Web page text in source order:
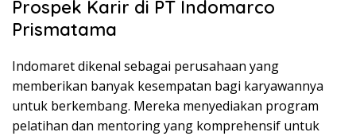
Prospek Karir di PT Indomarco
Prismatama
Indomaret dikenal sebagai perusahaan yang
memberikan banyak kesempatan bagi karyawannya
untuk berkembang. Mereka menyediakan program
pelatihan dan mentoring yang komprehensif untuk